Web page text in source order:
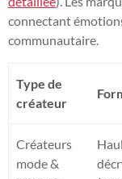
connectant
communautaire.
Type de
créateur
Créateurs
mode &